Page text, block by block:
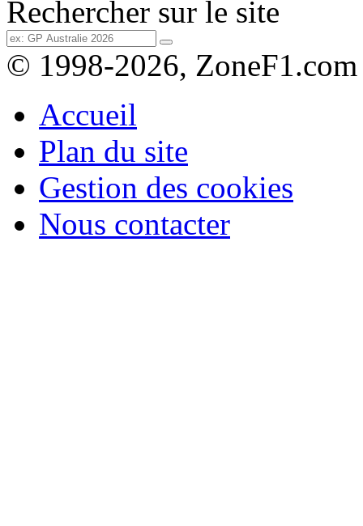
Rechercher sur le site
© 1998-2026, ZoneF1.com
Accueil
Plan du site
Gestion des cookies
Nous contacter